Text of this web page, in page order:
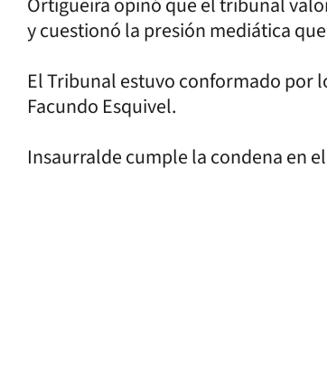
y cuestionó la presión mediática
El Tribunal estuvo conformado por
Facundo Esquivel.
Insaurralde cumple la condena en